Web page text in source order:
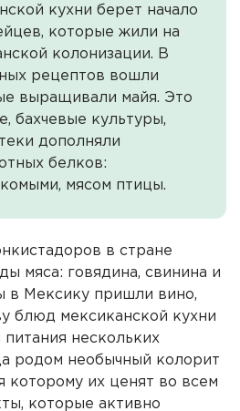
кухни берет начало
которые жили на
колонизации. В
рецептов вошли
выращивали майя. Это
бахчевые культуры,
дополняли
белков:
мясом птицы.
в стране
мяса: говядина, свинина и
в Мексику пришли вино,
блюд мексиканской кухни
нескольких
родом необычный колорит
которому их ценят во всем
которые активно